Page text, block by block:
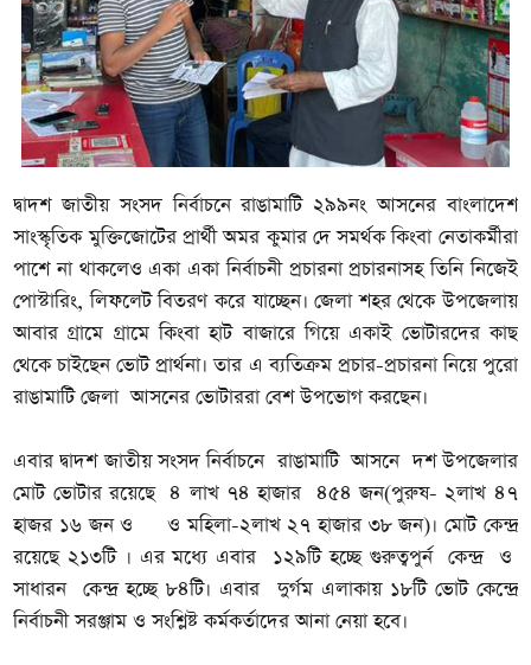
দ্বাদশ জাতীয় সংসদ নির্বাচনে রাঙামাটি ২৯৯নং আসনের বাংলাদেশ
সাংস্কৃতিক মুক্তিজোটের প্রার্থী অমর কুমার দে সমর্থক কিংবা নেতাকর্মীরা
পাশে না থাকলেও একা একা নির্বাচনী প্রচারনা প্রচারনাসহ তিনি নিজেই
পোস্টারিং, লিফলেট বিতরণ করে যাচ্ছেন। জেলা শহর থেকে উপজেলায়
আবার গ্রামে গ্রামে কিংবা হাট বাজারে গিয়ে একাই ভোটারদের কাছ
থেকে চাইছেন ভোট প্রার্থনা। তার এ ব্যতিক্রম প্রচার-প্রচারনা নিয়ে পুরো
রাঙামাটি জেলা আসনের ভোটাররা বেশ উপভোগ করছেন।
এবার দ্বাদশ জাতীয় সংসদ নির্বাচনে রাঙামাটি আসনে দশ উপজেলার
মোট ভোটার রয়েছে ৪ লাখ ৭৪ হাজার ৪৫৪ জন(পুরুষ- ২লাখ ৪৭
হাজর ১৬ জন ও ও মহিলা-২লাখ ২৭ হাজার ৩৮ জন)। মোট কেন্দ্র
রয়েছে ২১৩টি । এর মধ্যে এবার ১২৯টি হচ্ছে গুরুত্বপুর্ন কেন্দ্র ও
সাধারন কেন্দ্র হচ্ছে ৮৪টি। এবার দুর্গম এলাকায় ১৮টি ভোট কেন্দ্রে
নির্বাচনী সরঞ্জাম ও সংশ্লিষ্ট কর্মকর্তাদের আনা নেয়া হবে।